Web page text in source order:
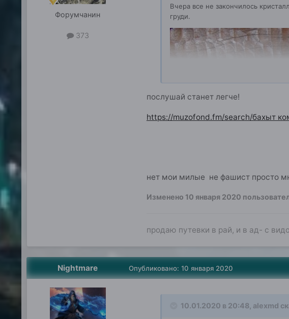
Форумчанин
373
Вчера все не закончилось
груди.
послушай станет легче!
https://muzofond.fm/search/бахыт
нет мои милые не фашист просто
Изменено 10 января 2020
продаю путевки в рай, и в ад- с
Nightmare Опубликовано: 10 января 2020
10.01.2020 в 20:48, alexmd